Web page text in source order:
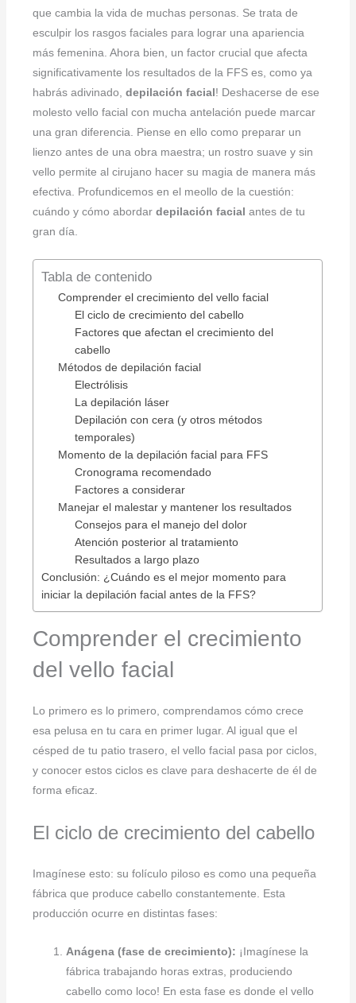
que cambia la vida de muchas personas. Se trata de
esculpir los rasgos faciales para lograr una apariencia
más femenina. Ahora bien, un factor crucial que afecta
significativamente los resultados de la FFS es, como ya
habrás adivinado,depilación facial! Deshacerse de ese
molesto vello facial con mucha antelación puede marcar
una gran diferencia. Piense en ello como preparar un
lienzo antes de una obra maestra; un rostro suave y sin
vello permite al cirujano hacer su magia de manera más
efectiva. Profundicemos en el meollo de la cuestión:
cuándo y cómo abordardepilación facial antes de tu
gran día.
Tabla de contenido
Comprender el crecimiento del vello facial
El ciclo de crecimiento del cabello
Factores que afectan el crecimiento del
cabello
Métodos de depilación facial
Electrólisis
La depilación láser
Depilación con cera (y otros métodos
temporales)
Momento de la depilación facial para FFS
Cronograma recomendado
Factores a considerar
Manejar el malestar y mantener los resultados
Consejos para el manejo del dolor
Atención posterior al tratamiento
Resultados a largo plazo
Conclusión: ¿Cuándo es el mejor momento para
iniciar la depilación facial antes de la FFS?
Comprender el crecimiento
del vello facial
Lo primero es lo primero, comprendamos cómo crece
esa pelusa en tu cara en primer lugar. Al igual que el
césped de tu patio trasero, el vello facial pasa por ciclos,
y conocer estos ciclos es clave para deshacerte de él de
forma eficaz.
El ciclo de crecimiento del cabello
Imagínese esto: su folículo piloso es como una pequeña
fábrica que produce cabello constantemente. Esta
producción ocurre en distintas fases:
Anágena (fase de crecimiento): ¡Imagínese la
fábrica trabajando horas extras, produciendo
cabello como loco! En esta fase es donde el vello